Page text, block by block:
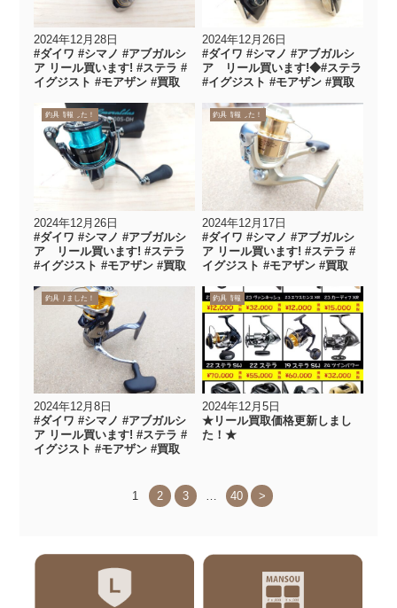
2024年12月28日
#ダイワ #シマノ #アブガルシ
ア リール買います! #ステラ #
イグジスト #モアザン #買取
2024年12月26日
#ダイワ #シマノ #アブガルシ
ア リール買います!◆#ステラ
#イグジスト #モアザン #買取
買取りました！
買取情報
釣具
2024年12月26日
#ダイワ #シマノ #アブガルシ
ア リール買います! #ステラ
#イグジスト #モアザン #買取
買取りました！
買取情報
釣具
2024年12月17日
#ダイワ #シマノ #アブガルシ
ア リール買います! #ステラ #
イグジスト #モアザン #買取
買取りました！
釣具
2024年12月8日
#ダイワ #シマノ #アブガルシ
ア リール買います! #ステラ #
イグジスト #モアザン #買取
買取情報
釣具
2024年12月5日
★リール買取価格更新しまし
た！★
1 2 3 40 >